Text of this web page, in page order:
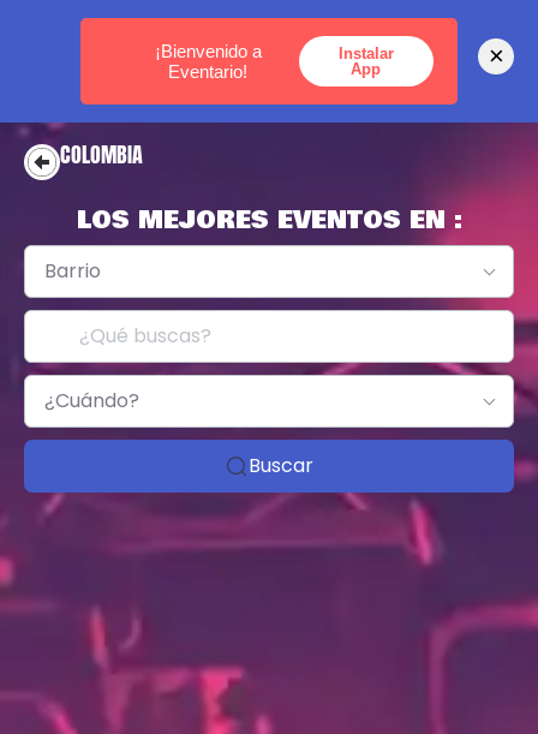
MEDELLÍN - BOGOTÁ - CARTAGENA
COLOMBIA
LOS MEJORES EVENTOS EN :
Barrio
¿Cuándo?
Buscar
¡Bienvenido a
Eventario!
Instalar
App
×